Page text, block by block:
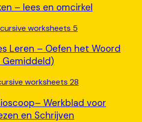
– lees en omcirkel
Leren – Oefen het Woord
Gemiddeld)
Werkblad voor
en Schrijven